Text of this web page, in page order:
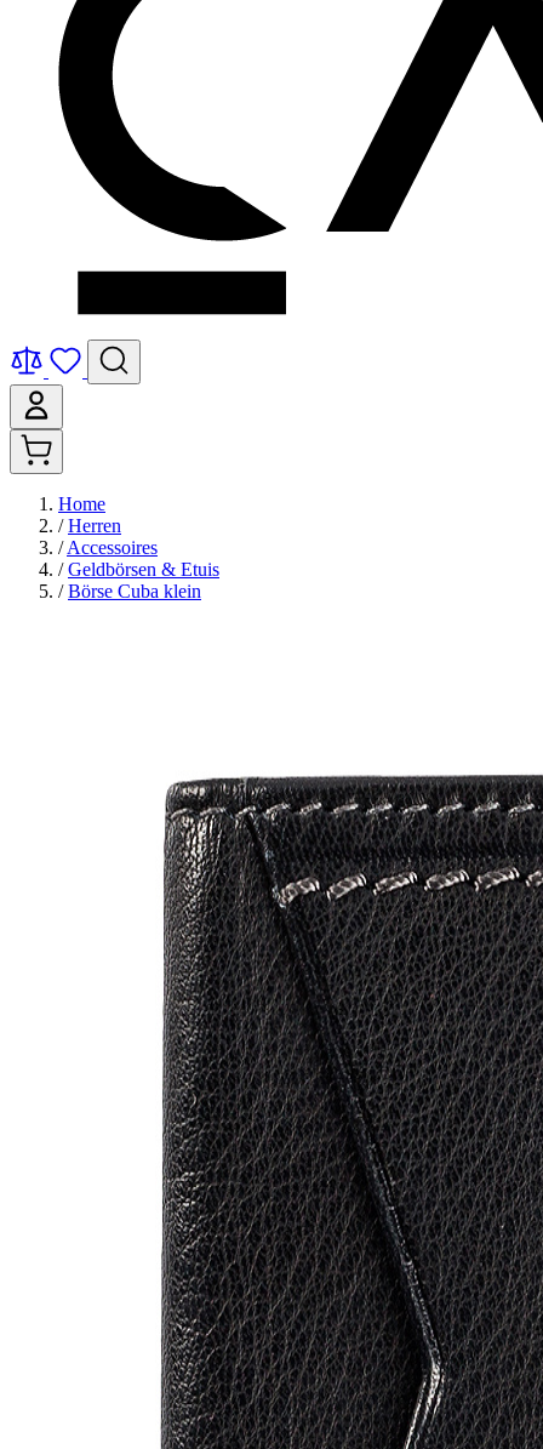
Home
/ Herren
/ Accessoires
/ Geldbörsen & Etuis
/ Börse Cuba klein